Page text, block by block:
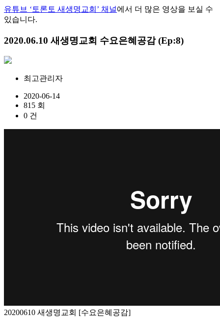
유튜브 ‘토론토 새생명교회’ 채널에서 더 많은 영상을 보실 수
있습니다.
2020.06.10 새생명교회 수요은혜공감 (Ep:8)
최고관리자
2020-06-14
815 회
0 건
20200610 새생명교회 [수요은혜공감]